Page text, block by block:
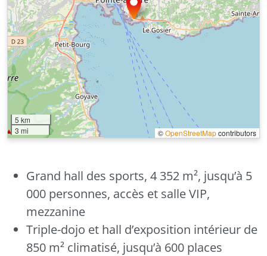
5 km
3 mi
©OpenStreetMapcontributors
Grand hall des sports, 4 352 m², jusqu’à 5
000 personnes, accès et salle VIP,
mezzanine
Triple-dojo et hall d’exposition intérieur de
850 m² climatisé, jusqu’à 600 places